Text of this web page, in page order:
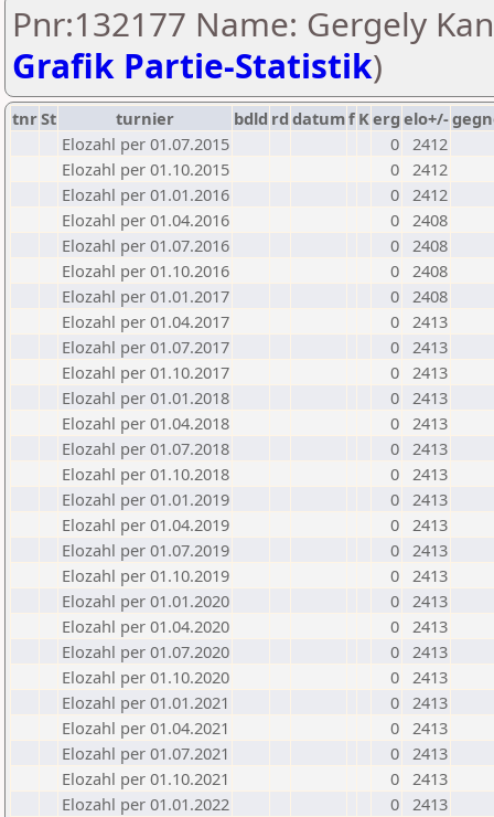
Pnr:132177 Name: Gergely
Grafik Partie-Statistik)
tnrSt turnier bdld rd datumf Kerg elo+/-
Elozahl per 01.07.2015
0 2412
Elozahl per 01.10.2015
0 2412
Elozahl per 01.01.2016
0 2412
Elozahl per 01.04.2016
0 2408
Elozahl per 01.07.2016
0 2408
Elozahl per 01.10.2016
0 2408
Elozahl per 01.01.2017
0 2408
Elozahl per 01.04.2017
0 2413
Elozahl per 01.07.2017
0 2413
Elozahl per 01.10.2017
0 2413
Elozahl per 01.01.2018
0 2413
Elozahl per 01.04.2018
0 2413
Elozahl per 01.07.2018
0 2413
Elozahl per 01.10.2018
0 2413
Elozahl per 01.01.2019
0 2413
Elozahl per 01.04.2019
0 2413
Elozahl per 01.07.2019
0 2413
Elozahl per 01.10.2019
0 2413
Elozahl per 01.01.2020
0 2413
Elozahl per 01.04.2020
0 2413
Elozahl per 01.07.2020
0 2413
Elozahl per 01.10.2020
0 2413
Elozahl per 01.01.2021
0 2413
Elozahl per 01.04.2021
0 2413
Elozahl per 01.07.2021
0 2413
Elozahl per 01.10.2021
0 2413
Elozahl per 01.01.2022
0 2413